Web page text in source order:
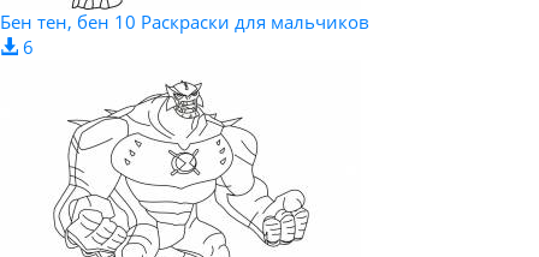
Бен тен, бен 10 Раскраски для мальчиков
6